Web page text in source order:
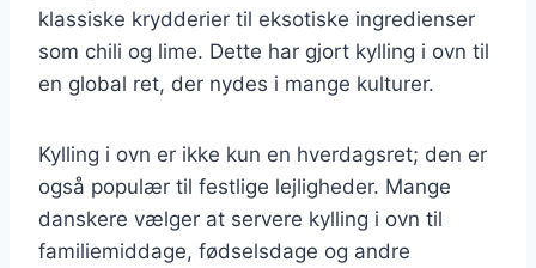
klassiske krydderier til eksotiske ingredienser
som chili og lime. Dette har gjort kylling i ovn til
en global ret, der nydes i mange kulturer.
Kylling i ovn er ikke kun en hverdagsret; den er
også populær til festlige lejligheder. Mange
danskere vælger at servere kylling i ovn til
familiemiddage, fødselsdage og andre